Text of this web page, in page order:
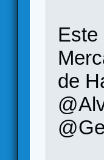
Este
de